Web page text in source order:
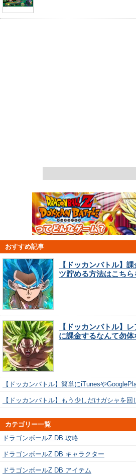
おすすめ記事
【ドッカンバトル】
ツ貯める方法はこちら
【ドッカンバトル】
に課金するなんて勿体
【ドッカンバトル】簡単にiTunesや
【ドッカンバトル】もう少しだけガシャを
カテゴリー一覧
ドラゴンボールZ DB 攻略
ドラゴンボールZ DB キャラクター
ドラゴンボールZ DB アイテム